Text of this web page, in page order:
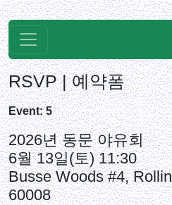
RSVP | 예약폼
Event: 5
2026년 동문 야유회
6월 13일(토) 11:30
Busse Woods #4,
60008